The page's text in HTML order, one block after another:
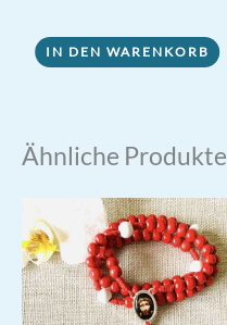
1,50 €1,10 €.
IN DEN WARENKORB
Ähnliche Produkte